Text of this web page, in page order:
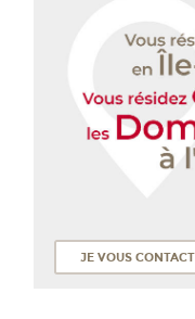
JE VOUS